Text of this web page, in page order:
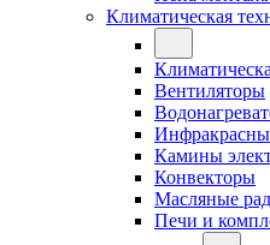
Климатическая
Вентиляторы
Камины
Конвекторы
Масляные
Печи и